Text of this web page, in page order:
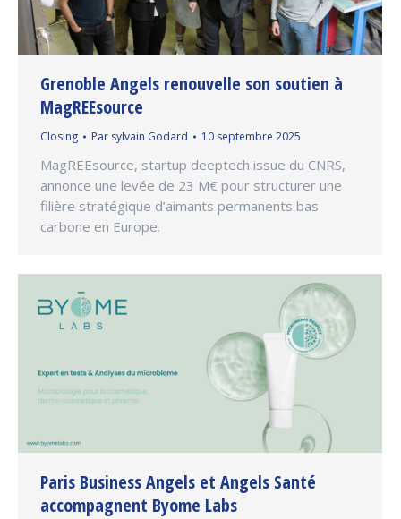
Grenoble Angels renouvelle son soutien à
MagREEsource
Closing Par sylvain Godard 10 septembre 2025
MagREEsource, startup deeptech issue du CNRS,
annonce une levée de 23 M€ pour structurer une
filière stratégique d’aimants permanents bas
carbone en Europe.
Paris Business Angels et Angels Santé
accompagnent Byome Labs